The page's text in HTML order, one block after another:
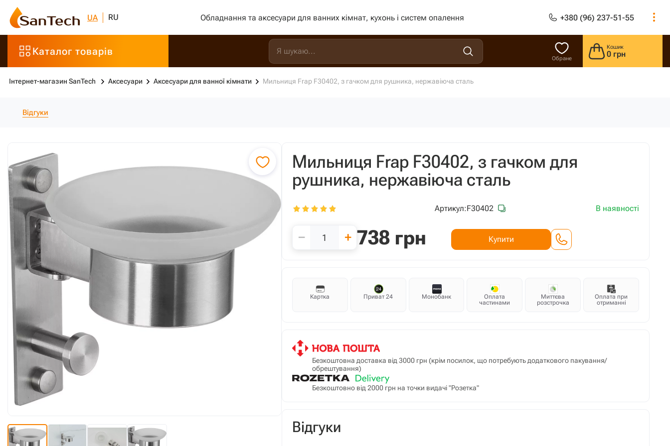
UA RU Обладнання та аксесуари для ванних кімнат, кухонь і систем опалення +380 (96) 237-51-55
Каталог товарів
Обране
Кошик
0 грн
Інтернет-магазин SanTech Аксесуари Аксесуари для ванної кімнати Мильниця Frap F30402, з гачком для рушника, нержавіюча сталь
Відгуки
Мильниця Frap F30402, з гачком для
рушника, нержавіюча сталь
Артикул:F30402 В наявності
− + 738 грн Купити
Картка Приват 24 Монобанк
Оплата
частинами
Миттєва
розстрочка
Оплата при
отриманні
Безкоштовна доставка від 3000 грн (крім посилок, що потребують додаткового пакування/
обрештування)
Безкоштовно від 2000 грн на точки видачі "Розетка"
Відгуки